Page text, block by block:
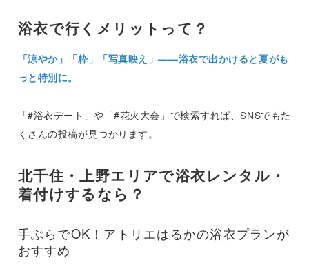
浴衣で行くメリットって？
「涼やか」「粋」「写真映え」——浴衣で出かけると夏がも
っと特別に。
「#浴衣デート」や「#花火大会」で検索すれば、SNSでもた
くさんの投稿が見つかります。
北千住・上野エリアで浴衣レンタル・
着付けするなら？
手ぶらでOK！アトリエはるかの浴衣プランが
おすすめ